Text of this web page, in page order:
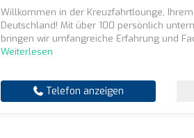
Willkommen in der Kreuzfahrtlounge,
Deutschland! Mit über 100 persönlich
bringen wir umfangreiche Erfahrung und
Weiterlesen
Telefon anzeigen